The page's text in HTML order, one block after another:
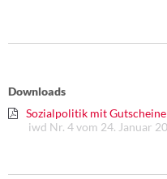
Downloads
Sozialpolitik mit
iwd Nr. 4 vom 24. Januar